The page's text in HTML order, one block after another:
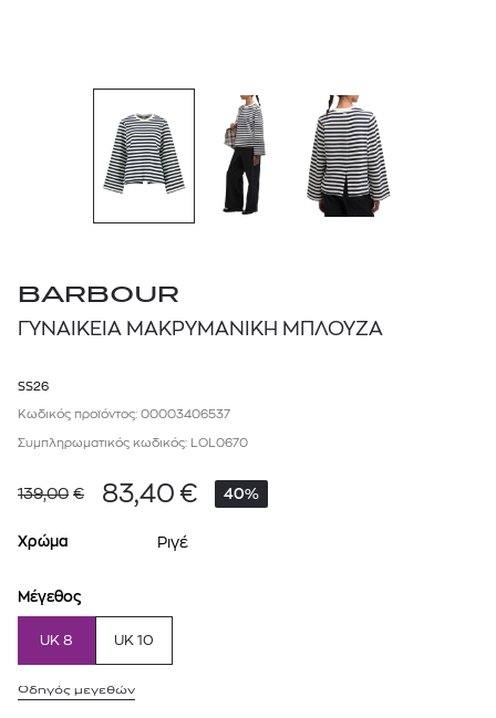
BARBOUR
ΓΥΝΑΙΚΕΙΑ ΜΑΚΡΥΜΑΝΙΚΗ ΜΠΛΟΥΖΑ
SS26
Κωδικός προϊόντος: 00003406537
Συμπληρωματικός κωδικός: LOL0670
139,00 € 83,40 € 40%
Χρώμα Ριγέ
Μέγεθος
UK 8 UK 10
Οδηγός μεγεθών